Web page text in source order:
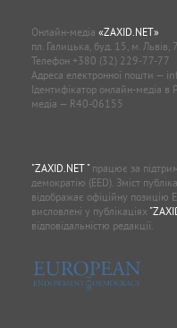
Онлайн-медіа «ZAXID.NET»
пл. Галицька, буд. 15, м. Львів,
Телефон +380 (32) 229-77-77
Адреса електронної пошти —
Ідентифікатор онлайн-медіа в
медіа — R40-06155
"ZAXID.NET "працює за
демократію (EED). Зміст
відображає офіційну позицію
висловлені у публікаціях
відповідальністю редакції.